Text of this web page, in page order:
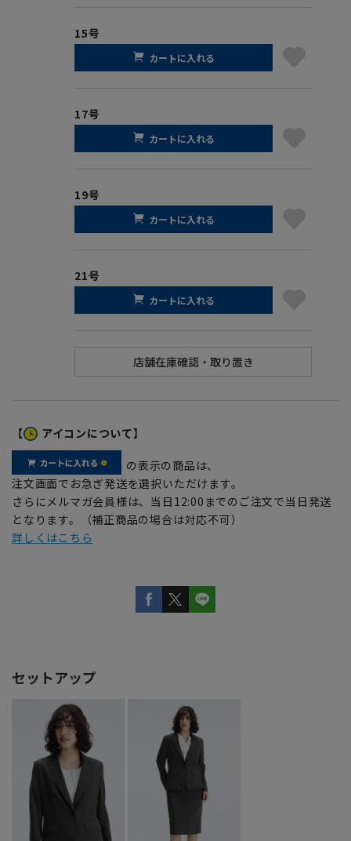
15号
カートに入れる
17号
カートに入れる
19号
カートに入れる
21号
カートに入れる
【 アイコンについて】
の表示の商品は、
注文画面でお急ぎ発送を選択いただけます。
さらにメルマガ会員様は、当日12:00までのご注文で当日発送
となります。（補正商品の場合は対応不可）
詳しくはこちら